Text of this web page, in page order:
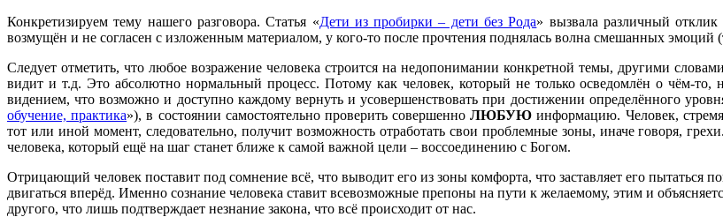
Конкретизируем тему нашего разговора. Статья «Дети из пробирки – дети без Рода» вызвала различный отклик
возмущён и не согласен с изложенным материалом, у кого-то после прочтения поднялась волна смешанных эмоций
Следует отметить, что любое возражение человека строится на недопонимании конкретной темы, другими
видит и т.д. Это абсолютно нормальный процесс. Потому как человек, который не только осведомлён о чём-то,
видением, что возможно и доступно каждому вернуть и усовершенствовать при достижении определённого
обучение, практика»), в состоянии самостоятельно проверить совершенноЛЮБУЮинформацию. Человек,
тот или иной момент, следовательно, получит возможность отработать свои проблемные зоны, иначе говоря,
человека, который ещё на шаг станет ближе к самой важной цели – воссоединению с Богом.
Отрицающий человек поставит под сомнение всё, что выводит его из зоны комфорта, что заставляет его пытаться
двигаться вперёд. Именно сознание человека ставит всевозможные препоны на пути к желаемому, этим и
другого, что лишь подтверждает незнание закона, что всё происходит от нас.